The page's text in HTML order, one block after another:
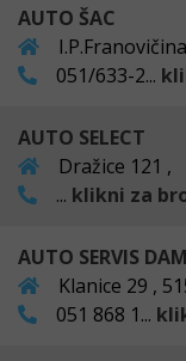
AUTO ŠAC
051/633-2...
AUTO SELECT
Dražice 121
... klikni za
AUTO SERVIS
Klanice 29 ,
051 868 1...